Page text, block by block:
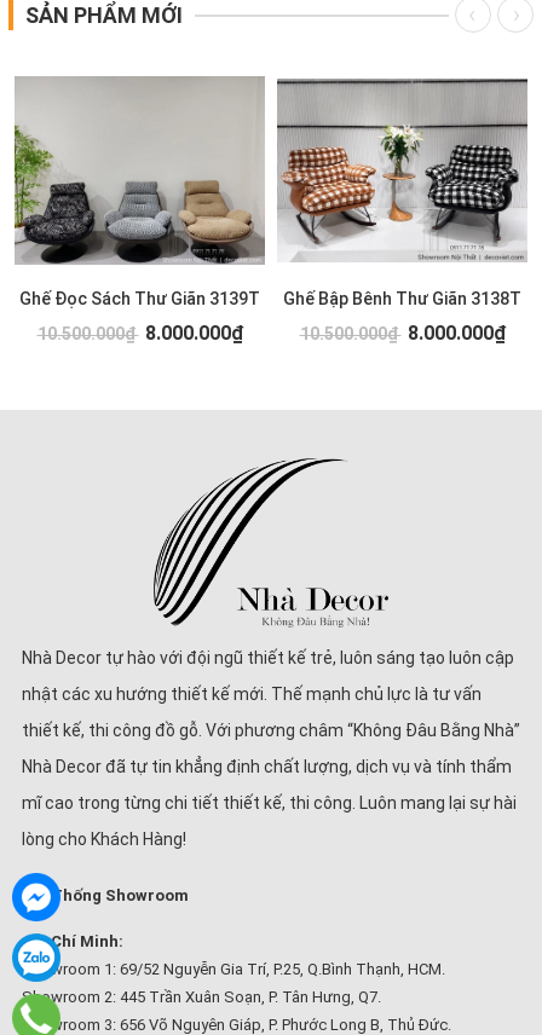
SẢN PHẨM MỚI
Ghế Đọc Sách Thư Giãn 3139T
10.500.000₫ 8.000.000₫
Ghế Bập Bênh Thư Giãn 3138T
10.500.000₫ 8.000.000₫
Nhà Decor tự hào với đội ngũ thiết kế trẻ, luôn sáng tạo luôn cập
nhật các xu hướng thiết kế mới. Thế mạnh chủ lực là tư vấn
thiết kế, thi công đồ gỗ. Với phương châm “Không Đâu Bằng Nhà”
Nhà Decor đã tự tin khẳng định chất lượng, dịch vụ và tính thẩm
mĩ cao trong từng chi tiết thiết kế, thi công. Luôn mang lại sự hài
lòng cho Khách Hàng!
Hệ Thống Showroom
Hồ Chí Minh:
Showroom 1: 69/52 Nguyễn Gia Trí, P.25, Q.Bình Thạnh, HCM.
Showroom 2: 445 Trần Xuân Soạn, P. Tân Hưng, Q7.
Showroom 3: 656 Võ Nguyên Giáp, P. Phước Long B, Thủ Đức.